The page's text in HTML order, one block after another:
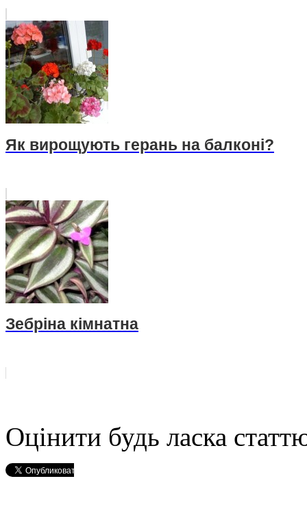
Як вирощують герань на балконі?
Зебріна кімнатна
Оцінити будь ласка